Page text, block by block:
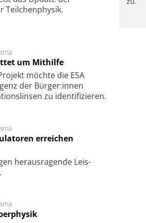
Teilchenphysik.
um Mithilfe
möchte die ESA
der Bürger:innen
zu identifizieren.
erreichen
he­raus­ra­gen­de Leis­